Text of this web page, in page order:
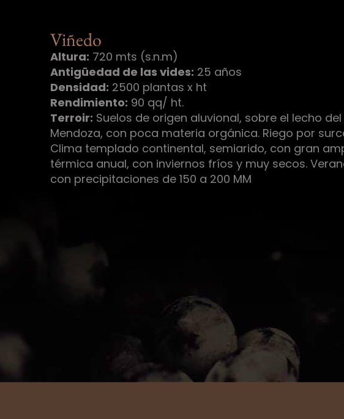
Viñedo
Altura: 720 mts (s.n.m)
Antigüedad de las vides: 25 años
Densidad: 2500 plantas x ht
Rendimiento: 90 qq/ ht.
Terroir: Suelos de origen aluvional, sobre el lecho
Mendoza, con poca materia orgánica. Riego por
Clima templado continental, semiarido, con gran
térmica anual, con inviernos fríos y muy secos.
con precipitaciones de 150 a 200 MM